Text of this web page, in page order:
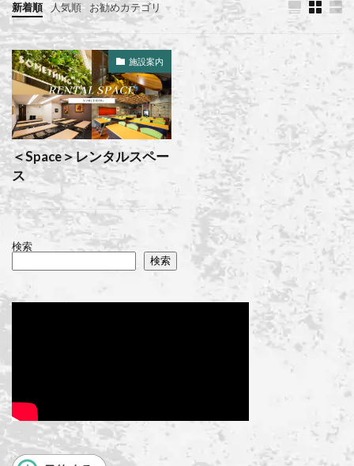
新着順 人気順 お勧めカテゴリ
アーティスト名鑑
スペース
ギャラリー
施設案内
＜Space＞レンタルスペー
ス
検索
検索